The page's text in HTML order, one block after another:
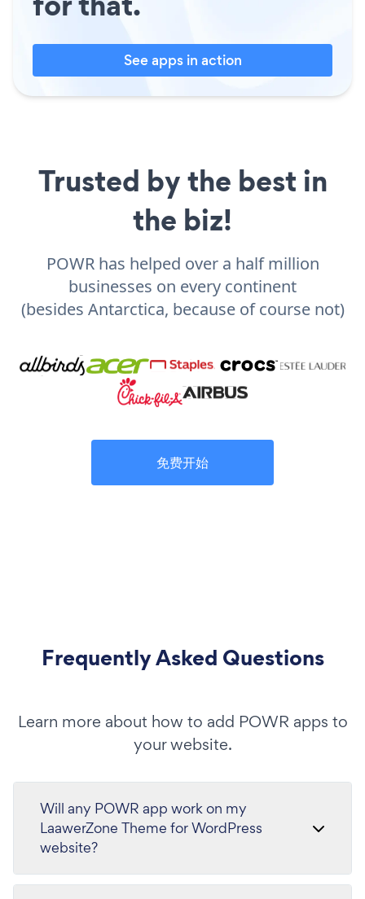
See apps in action
Trusted by the best in
the biz!
POWR has helped over a half million
businesses on every continent
(besides Antarctica, because of course not)
免费开始
Frequently Asked Questions
Learn more about how to add POWR apps to
your website.
Will any POWR app work on my
LaawerZone Theme for WordPress
website?